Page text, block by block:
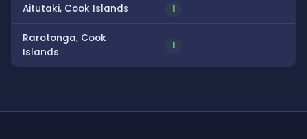
Aitutaki, Cook Islands 1
Rarotonga, Cook
Islands
1